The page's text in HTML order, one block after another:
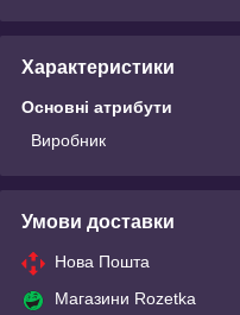
Характеристики
Основні атрибути
Виробник
Умови доставки
Нова Пошта
Магазини Rozetka